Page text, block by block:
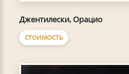
Джентилески, Орацио
СТОИМОСТЬ